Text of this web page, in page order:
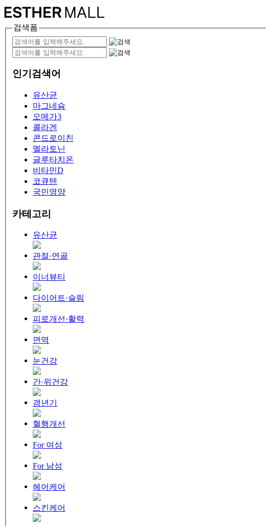
검색폼
인기검색어
유산균
마그네슘
오메가3
콜라겐
콘드로이친
멜라토닌
글루타치온
비타민D
코큐텐
국민영양
카테고리
유산균
관절·연골
이너뷰티
다이어트·슬림
피로개선·활력
면역
눈건강
간·위건강
갱년기
혈행개선
For 여성
For 남성
헤어케어
스킨케어